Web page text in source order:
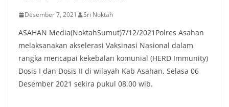
menyampaikan keluhan maupun informasi terkait
situasi kamtibmas di sekitar mereka.‎‎‎Salah satu
poin utama yang disampaikan dalam kegiatan
sambang ini adalah imbauan kepada warga untuk
memasang bendera Merah Putih secara penuh,
bukan setengah tiang, sebagai bentuk
penghormatan dan rasa cinta tanah air
menjelang perayaan HUT Kemerdekaan RI.
Desember 7, 2021 Sri Noktah
ASAHAN Media(NoktahSumut)7/12/2021Polres Asahan
melaksanakan akselerasi Vaksinasi Nasional dalam
rangka mencapai kekebalan komunial (HERD Immunity)
Dosis I dan Dosis II di wilayah Kab Asahan, Selasa 06
Desember 2021 sekira pukul 08.00 wib.